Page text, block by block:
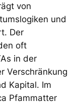
von
und
Der
oft
in der
Verschränkung
Kapital. Im
Pfammatter